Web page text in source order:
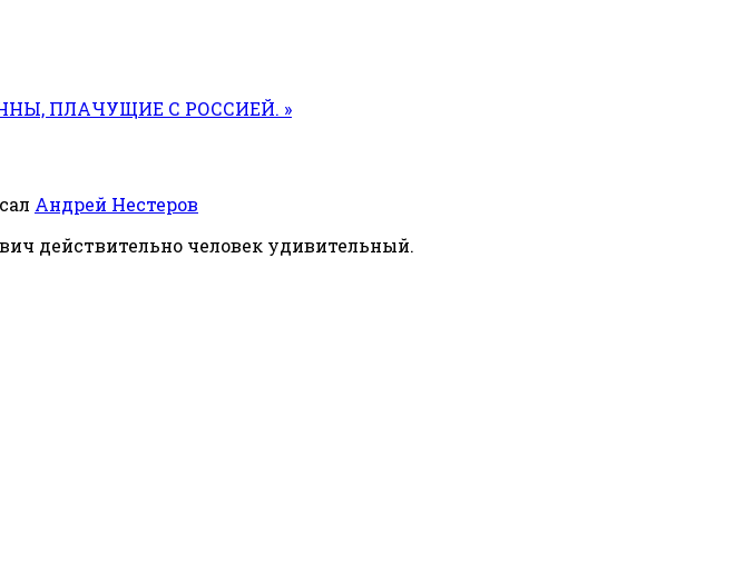
ПЛАЧУЩИЕ С РОССИЕЙ. »
Андрей Нестеров
действительно человек удивительный.